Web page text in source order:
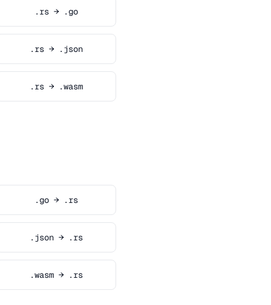
.rs → .go
.rs → .json
.rs → .wasm
.go → .rs
.json → .rs
.wasm → .rs